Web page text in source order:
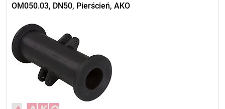
OM050.03, DN50, Pierścień, AKO